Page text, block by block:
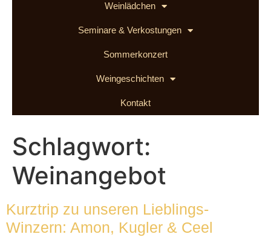
Weinlädchen
Seminare & Verkostungen
Sommerkonzert
Weingeschichten
Kontakt
Schlagwort:
Weinangebot
Kurztrip zu unseren Lieblings-
Winzern: Amon, Kugler & Ceel